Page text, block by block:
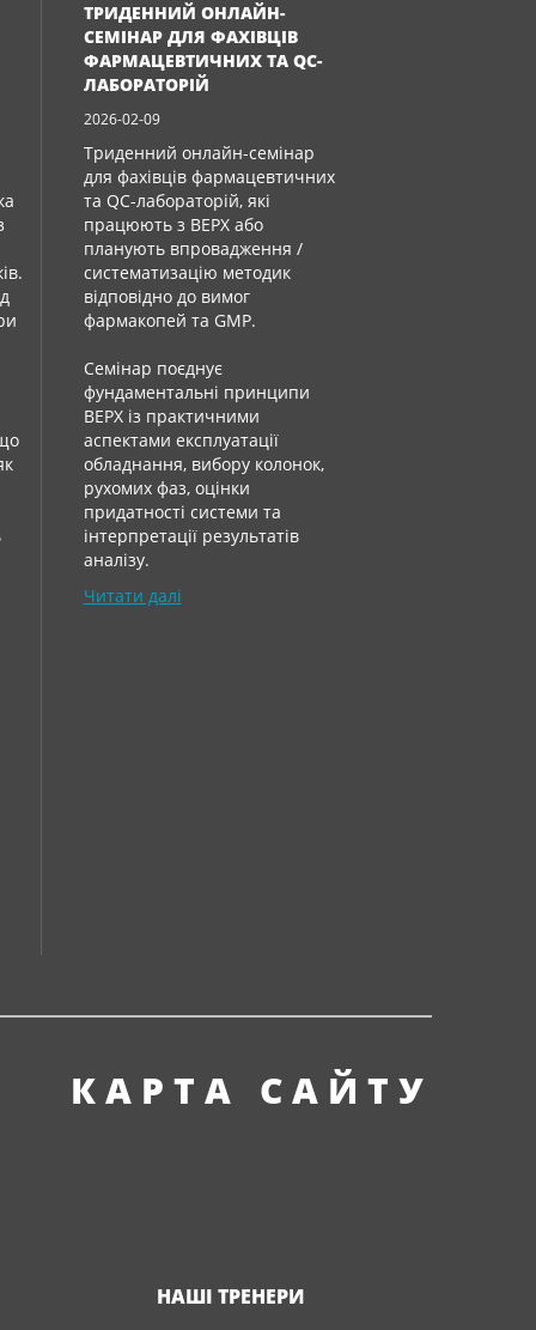
ТРИДЕННИЙ ОНЛАЙН-
СЕМІНАР ДЛЯ ФАХІВЦІВ
ФАРМАЦЕВТИЧНИХ ТА QC-
ЛАБОРАТОРІЙ
2026-02-09
Триденний онлайн-семінар
для фахівців фармацевтичних
та QC-лабораторій, які
працюють з ВЕРХ або
планують впровадження /
систематизацію методик
відповідно до вимог
фармакопей та GMP.
Семінар поєднує
фундаментальні принципи
ВЕРХ із практичними
аспектами експлуатації
обладнання, вибору колонок,
рухомих фаз, оцінки
придатності системи та
інтерпретації результатів
аналізу.
Читати далі
КАРТА САЙТУ
НАШІ ТРЕНЕРИ